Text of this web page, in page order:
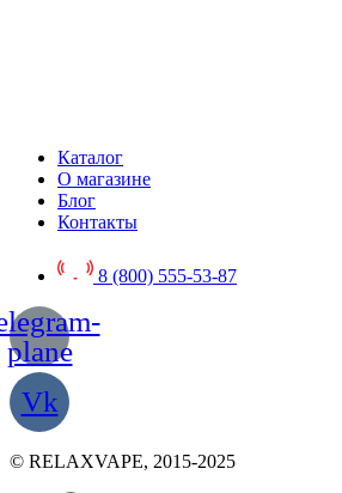
Каталог
О магазине
Блог
Контакты
8 (800) 555-53-87
plane
Vk
© RELAXVAPE, 2015-2025